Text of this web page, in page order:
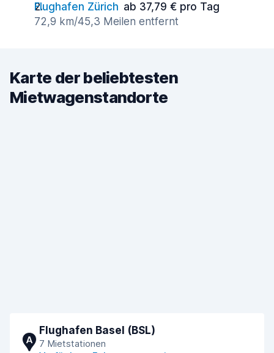
Flughafen Zürich ab 37,79 € pro Tag
72,9 km/45,3 Meilen entfernt
Karte der beliebtesten
Mietwagenstandorte
A
Flughafen Basel (BSL)
7 Mietstationen